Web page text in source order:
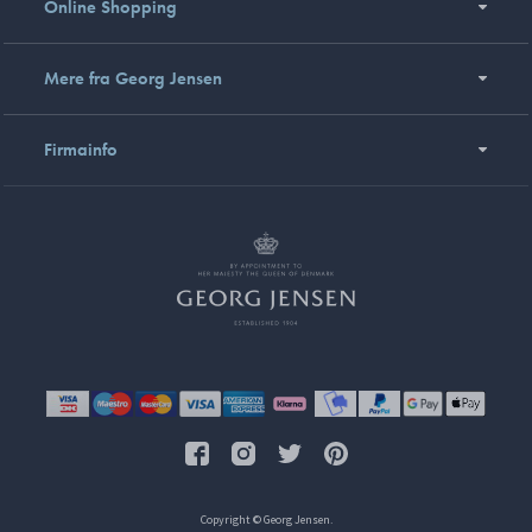
Online Shopping
Mere fra Georg Jensen
Firmainfo
Copyright © Georg Jensen.